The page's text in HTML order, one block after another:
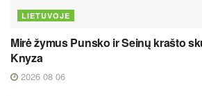
LIETUVOJE
Mirė žymus Punsko ir Seinų krašto
Knyza
2026 08 06